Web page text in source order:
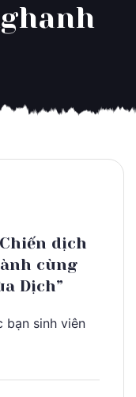
dịch
cùng
Dịch”
bạn sinh viên